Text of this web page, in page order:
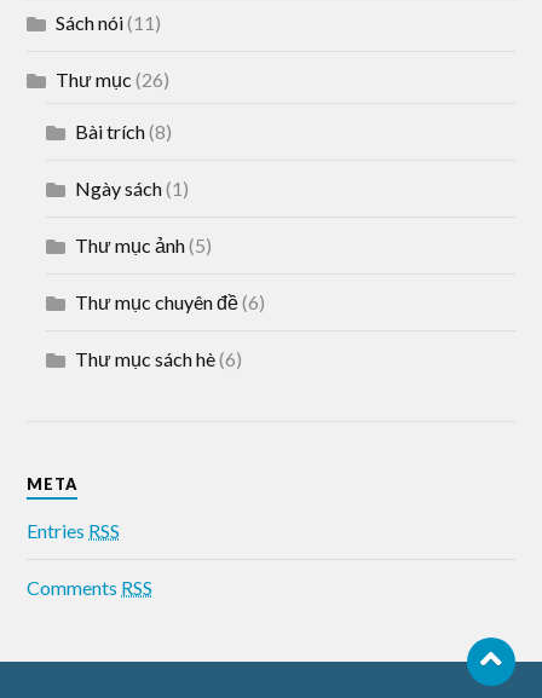
Sách nói(11)
Thư mục (26)
Bài trích(8)
Ngày sách(1)
Thư mục ảnh(5)
Thư mục chuyên đề(6)
Thư mục sách hè(6)
META
Entries RSS
Comments RSS